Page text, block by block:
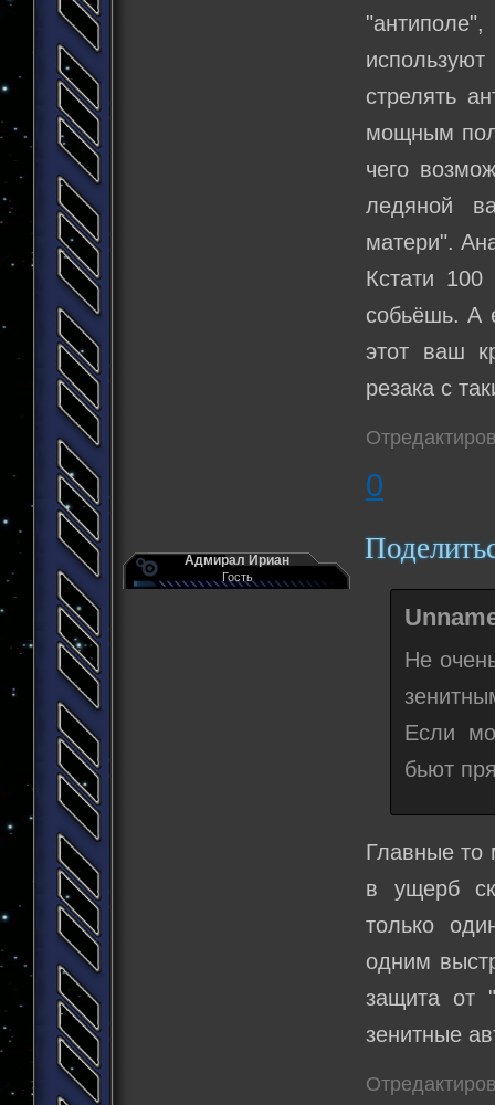
стрелять
мощным
чего
ледяной
матери".
Кстати
собьёшь. А
этот ваш
резака с
0
Адмирал Ириан
Гость
Не
Если
бьют
Главные то
в ущерб
только
одним
защита от
зенитные